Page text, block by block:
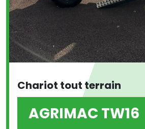
Chariot tout terrain
AGRIMAC TW16